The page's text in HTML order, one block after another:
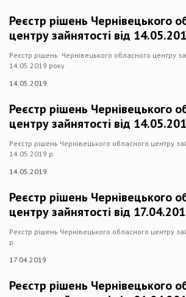
Реєстр рішень Чернівецького
центру зайнятості від
Реєстр рішень Чернівецького обласного центру
14.05.2019 року
14.05.2019
Реєстр рішень Чернівецького
центру зайнятості від
Реєстр рішень Чернівецького обласного центру
14.05.2019 р.
14.05.2019
Реєстр рішень Чернівецького
центру зайнятості від
Реєстр рішень Чернівецького обласного центру
р.
17.04.2019
Реєстр рішень Чернівецького